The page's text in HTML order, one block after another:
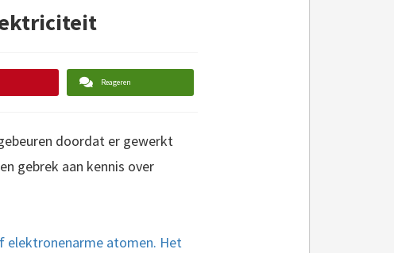
Reageren
doordat er gewerkt
gebrek aan kennis over
elektronenarme atomen. Het